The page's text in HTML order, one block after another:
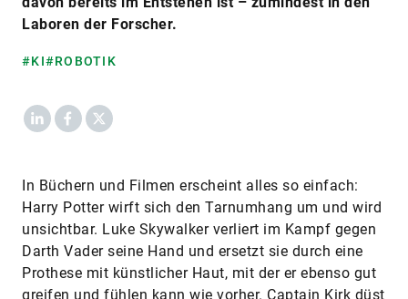
Laboren der Forscher.
#KI#ROBOTIK
LinkedInFacebook
X
In Büchern und Filmen erscheint alles so einfach:
Harry Potter wirft sich den Tarnumhang um und wird
unsichtbar. Luke Skywalker verliert im Kampf gegen
Darth Vader seine Hand und ersetzt sie durch eine
Prothese mit künstlicher Haut, mit der er ebenso gut
greifen und fühlen kann wie vorher. Captain Kirk düst